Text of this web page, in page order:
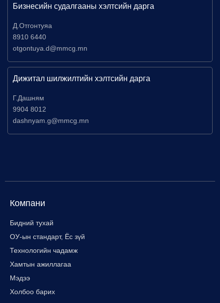
Бизнесийн судалгааны хэлтсийн дарга
Д.Отгонтуяа
8910 6440
otgontuya.d@mmcg.mn
Дижитал шилжилтийн хэлтсийн дарга
Г.Дашням
9904 8012
dashnyam.g@mmcg.mn
Компани
Бидний тухай
ОУ-ын стандарт, Ёс зүй
Технологийн чадамж
Хамтын ажиллагаа
Мэдээ
Холбоо барих